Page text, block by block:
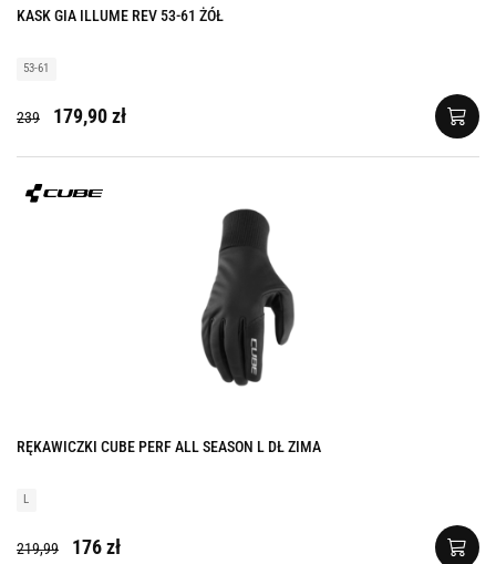
KASK GIA ILLUME REV 53-61 ŻÓŁ
53-61
239 179,90 zł
RĘKAWICZKI CUBE PERF ALL SEASON L DŁ ZIMA
L
219,99 176 zł